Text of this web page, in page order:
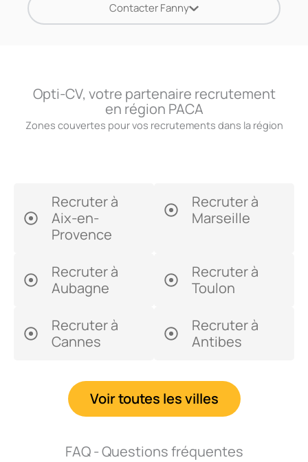
Contacter Fanny
Opti-CV, votre partenaire recrutement
en région PACA
Zones couvertes pour vos recrutements dans la région
Recruter à
Aix-en-
Provence
Recruter à
Marseille
Recruter à
Aubagne
Recruter à
Toulon
Recruter à
Cannes
Recruter à
Antibes
Voir toutes les villes
FAQ - Questions fréquentes